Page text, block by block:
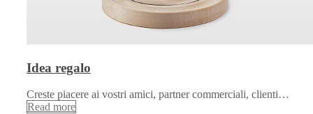
Idea regalo
Creste piacere ai vostri amici, partner commerciali, clienti…
Read more